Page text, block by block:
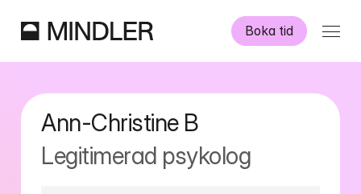
Boka tid
Information
Övriga tjänster
Ann-Christine B
Legitimerad psykolog